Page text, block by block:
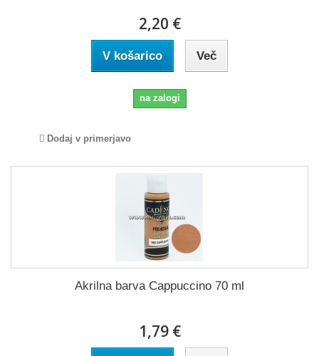
2,20 €
V košarico Več
na zalogi
Dodaj v primerjavo
Akrilna barva Cappuccino 70 ml
1,79 €